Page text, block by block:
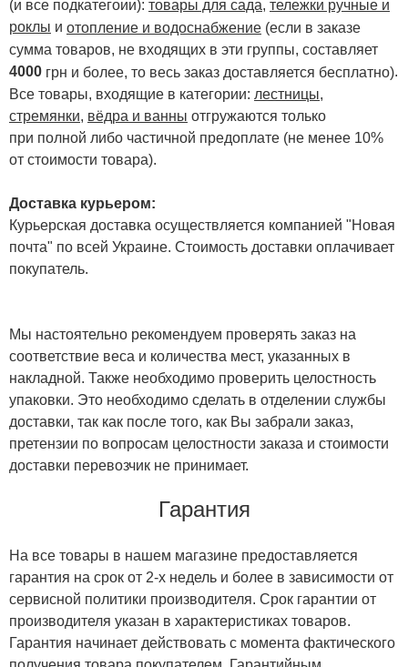
(и все подкатегоии): товары для сада, тележки ручные и
роклы и отопление и водоснабжение (если в заказе
сумма товаров, не входящих в эти группы, составляет
4000 грн и более, то весь заказ доставляется бесплатно).
Все товары, входящие в категории: лестницы,
стремянки, вёдра и ванны отгружаются только
при полной либо частичной предоплате (не менее 10%
от стоимости товара).
Доставка курьером:
Курьерская доставка осуществляется компанией "Новая
почта" по всей Украине. Стоимость доставки оплачивает
покупатель.
Мы настоятельно рекомендуем проверять заказ на
соответствие веса и количества мест, указанных в
накладной. Также необходимо проверить целостность
упаковки. Это необходимо сделать в отделении службы
доставки, так как после того, как Вы забрали заказ,
претензии по вопросам целостности заказа и стоимости
доставки перевозчик не принимает.
Гарантия
На все товары в нашем магазине предоставляется
гарантия на срок от 2-х недель и более в зависимости от
сервисной политики производителя. Срок гарантии от
производителя указан в характеристиках товаров.
Гарантия начинает действовать с момента фактического